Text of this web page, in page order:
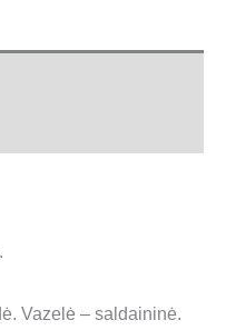
Vazelė – saldaininė.